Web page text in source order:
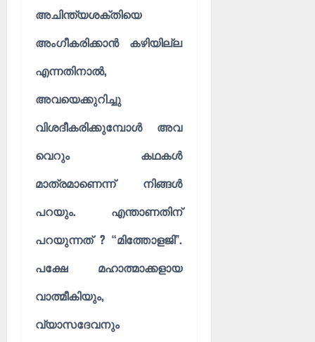
അചിന്ത്യശക്തിയെ
അംഗീകരിക്കാൻ കഴിയില്ല
എന്നതിനാൽ,
അവയെക്കുറിച്ചു
വിശദീകരിക്കുമ്പോൾ അവ
വെറും കഥകൾ
മാത്രമാണെന്ന് നിങ്ങൾ
പറയും. എന്താണതിന്
പറയുന്നത് ? “മിത്തോളജി”.
പക്ഷേ മഹാത്മാക്കളായ
വാത്മീകിയും,
വ്യാസദേവനും